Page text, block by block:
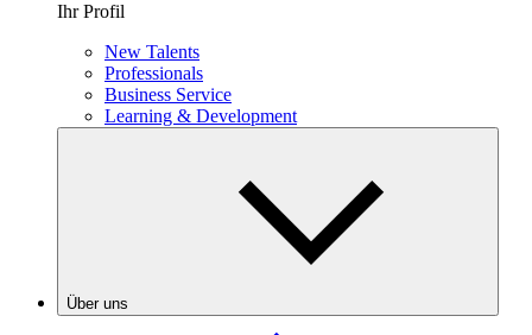
Ihr Profil
New Talents
Professionals
Business Service
Learning & Development
Über uns